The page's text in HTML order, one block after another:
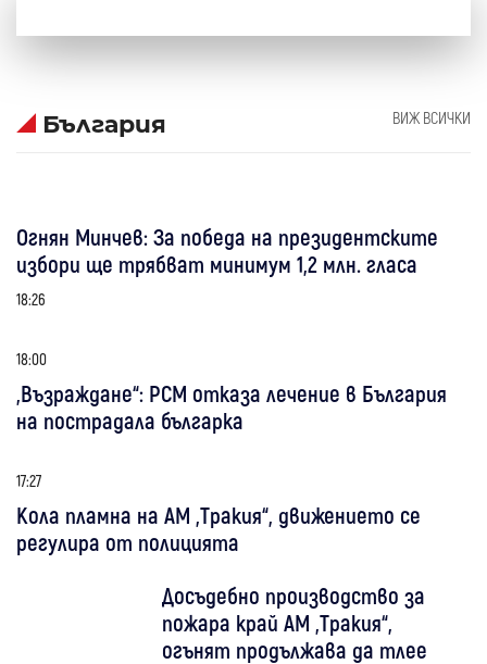
България ВИЖ ВСИЧКИ
Огнян Минчев: За победа на президентските
избори ще трябват минимум 1,2 млн. гласа
18:26
18:00
„Възраждане“: РСМ отказа лечение в България
на пострадала българка
17:27
Кола пламна на АМ „Тракия“, движението се
регулира от полицията
Досъдебно производство за
пожара край АМ „Тракия“,
огънят продължава да тлее